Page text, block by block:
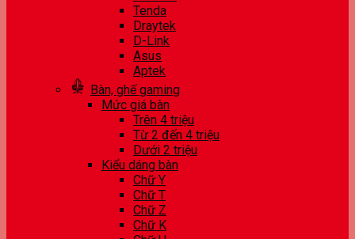
Tenda
Draytek
D-Link
Asus
Aptek
Bàn, ghế gaming
Mức giá bàn
Trên 4 triệu
Từ 2 đến 4 triệu
Dưới 2 triệu
Kiểu dáng bàn
Chữ Y
Chữ T
Chữ Z
Chữ K